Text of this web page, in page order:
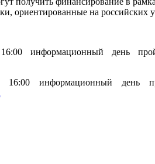
ориентированные на российских
информационный день
информационный день